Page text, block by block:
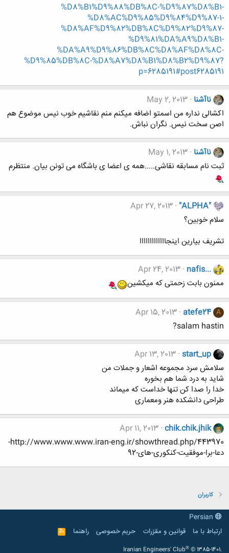
%D8%B1%D9%88%DB%8C-%D9%87%D8%B1-
%D8%AC%D9%85%D9%84%D9%87-1-
%D8%AF%D9%82%DB%8C%D9%82%D9%87-
%D9%81%DA%A9%D8%B1-
%DA%A9%D9%86%DB%8C%D8%AF%D8%8C-
%D9%85%DB%8C-%D8%A7%D8%B1%D8%B2%D9%87?
p=6285191#post6285191
ناآشنا May 2, 2013
اکشالی نداره من اسمتو اضافه میکنم منم نقاشیم خوب نیس موضوع هم
اصن سخت نیس. نگران نباش.
ناآشنا May 1, 2013
ثبت نام مسابقه نقاشی.....همه ی اعضا ی باشگاه می تونن بیان. منتظرم
"ALPHA"
Apr 27, 2013
سلام خوبین؟
تشریف بیارین اینجااااااااااااا
nafis...
Apr 24, 2013
ممنون بابت زحمتی که میکشین
A
atefe24
Apr 15, 2013
salam hastin?
start_up
Apr 13, 2013
سلامش سرد مجموعه اشعار و جملات من
شاید به درد شما هم بخوره
خدا را صدا کن تنها خداست که میماند
طراحی دانشکده هنر ومعماری
chik.chik.jhik
Apr 11, 2013
http://www.www.www.iran-eng.ir/showthread.php/443970-
دعا-برا-موفقیت-کنکوری-های-92
کاربران
ارتباط با ما
قوانین و مقرّرات حریم خصوصی راهنما
R
S
Iranian Engineers' Club® © 1385-1401.